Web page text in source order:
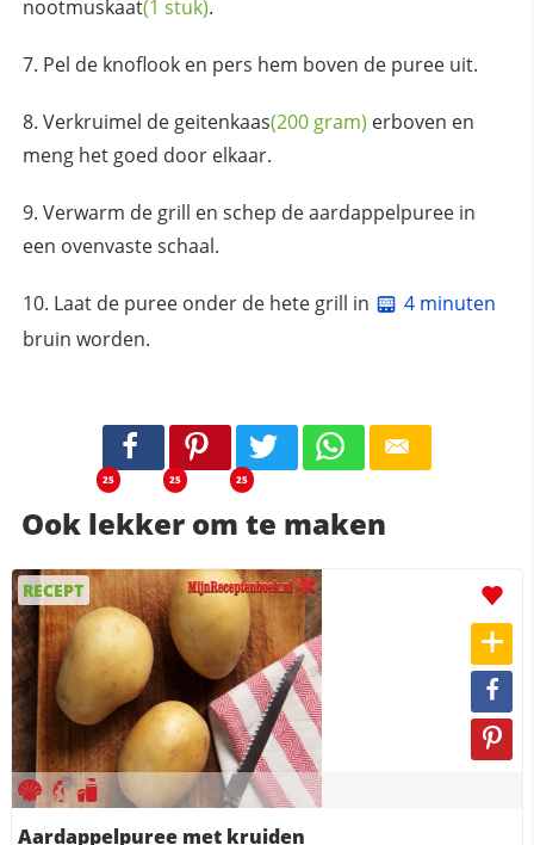
nootmuskaat(1 stuk).
Pel de knoflook en pers hem boven de puree uit.
Verkruimel de geitenkaas(200 gram) erboven en
meng het goed door elkaar.
Verwarm de grill en schep de aardappelpuree in
een ovenvaste schaal.
Laat de puree onder de hete grill in
4 minuten
bruin worden.
25 25 25
Ook lekker om te maken
RECEPT
Aardappelpuree met kruiden